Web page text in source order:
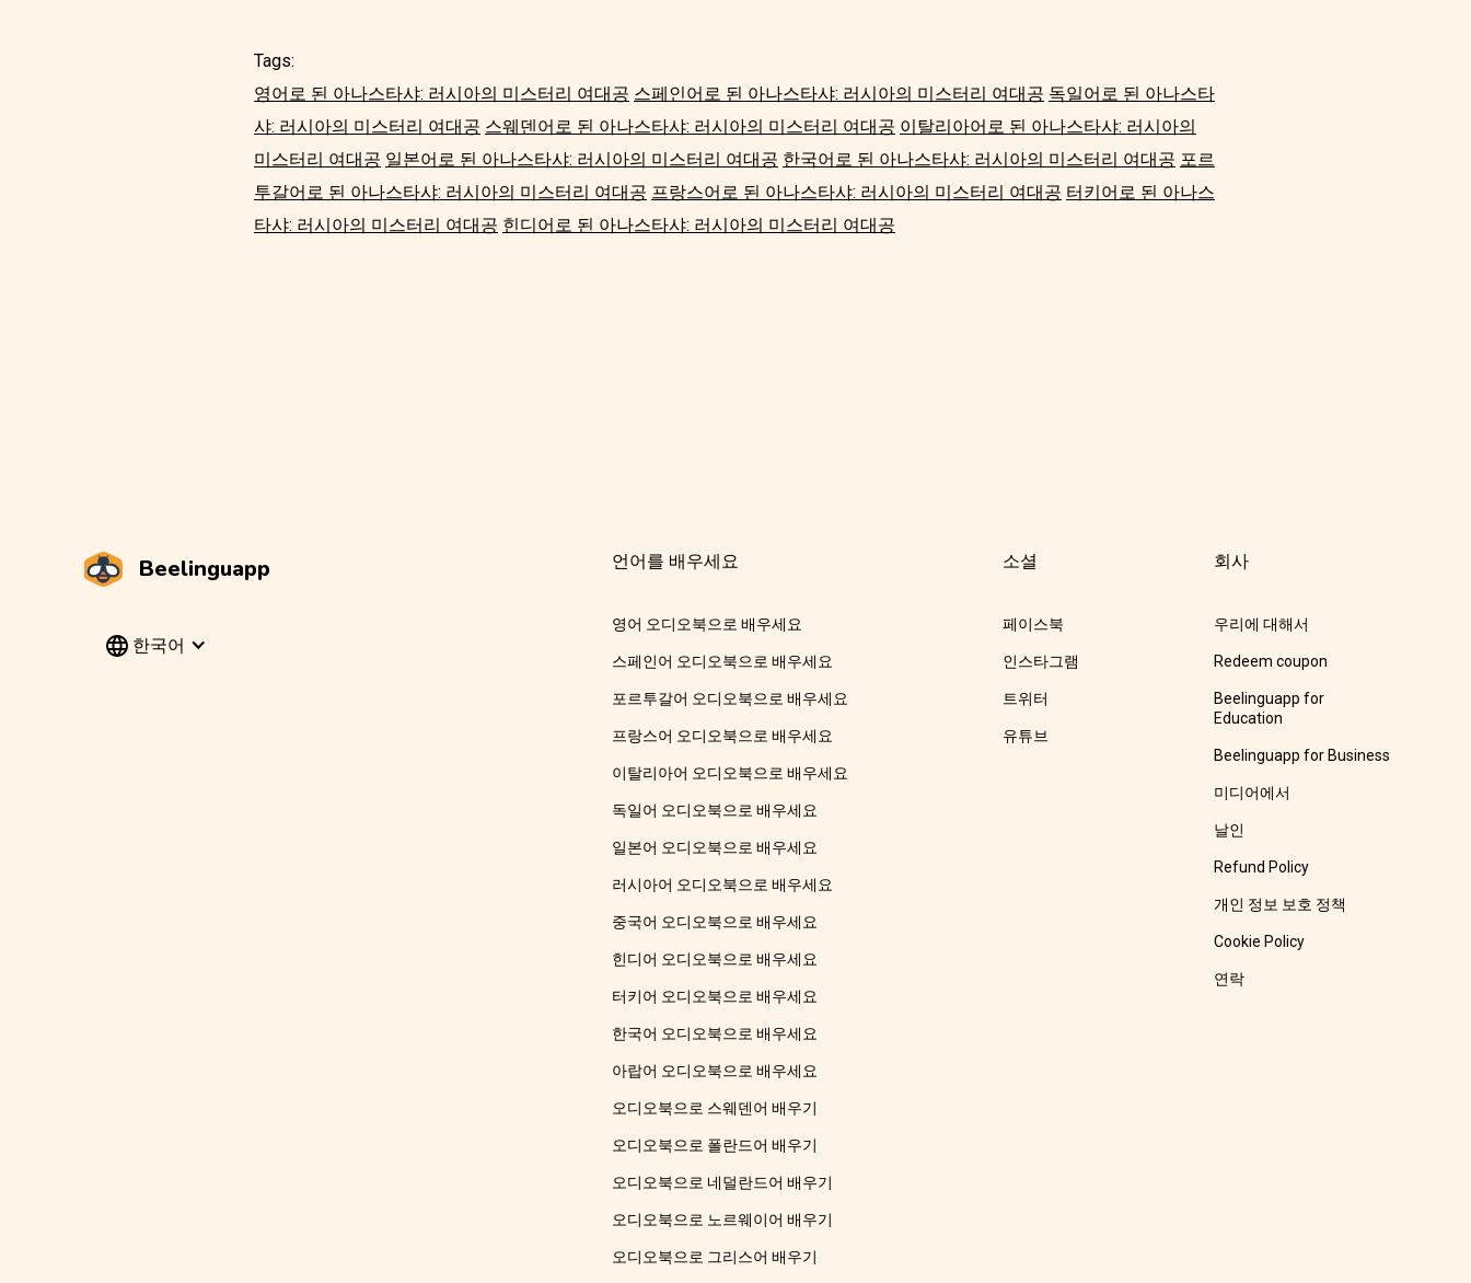
Tags:
영어로 된 아나스타샤: 러시아의 미스터리 여대공 스페인어로 된 아나스타샤: 러시아의 미스터리 여대공 독일어로 된 아나스타
샤: 러시아의 미스터리 여대공 스웨덴어로 된 아나스타샤: 러시아의 미스터리 여대공 이탈리아어로 된 아나스타샤: 러시아의
미스터리 여대공 일본어로 된 아나스타샤: 러시아의 미스터리 여대공 한국어로 된 아나스타샤: 러시아의 미스터리 여대공 포르
투갈어로 된 아나스타샤: 러시아의 미스터리 여대공 프랑스어로 된 아나스타샤: 러시아의 미스터리 여대공 터키어로 된 아나스
타샤: 러시아의 미스터리 여대공 힌디어로 된 아나스타샤: 러시아의 미스터리 여대공
Beelinguapp
한국어
언어를 배우세요
영어 오디오북으로 배우세요
스페인어 오디오북으로 배우세요
포르투갈어 오디오북으로 배우세요
프랑스어 오디오북으로 배우세요
이탈리아어 오디오북으로 배우세요
독일어 오디오북으로 배우세요
일본어 오디오북으로 배우세요
러시아어 오디오북으로 배우세요
중국어 오디오북으로 배우세요
힌디어 오디오북으로 배우세요
터키어 오디오북으로 배우세요
한국어 오디오북으로 배우세요
아랍어 오디오북으로 배우세요
오디오북으로 스웨덴어 배우기
오디오북으로 폴란드어 배우기
오디오북으로 네덜란드어 배우기
오디오북으로 노르웨이어 배우기
오디오북으로 그리스어 배우기
소셜
페이스북
인스타그램
트위터
유튜브
회사
우리에 대해서
Redeem coupon
Beelinguapp for
Education
Beelinguapp for Business
미디어에서
날인
Refund Policy
개인 정보 보호 정책
Cookie Policy
연락